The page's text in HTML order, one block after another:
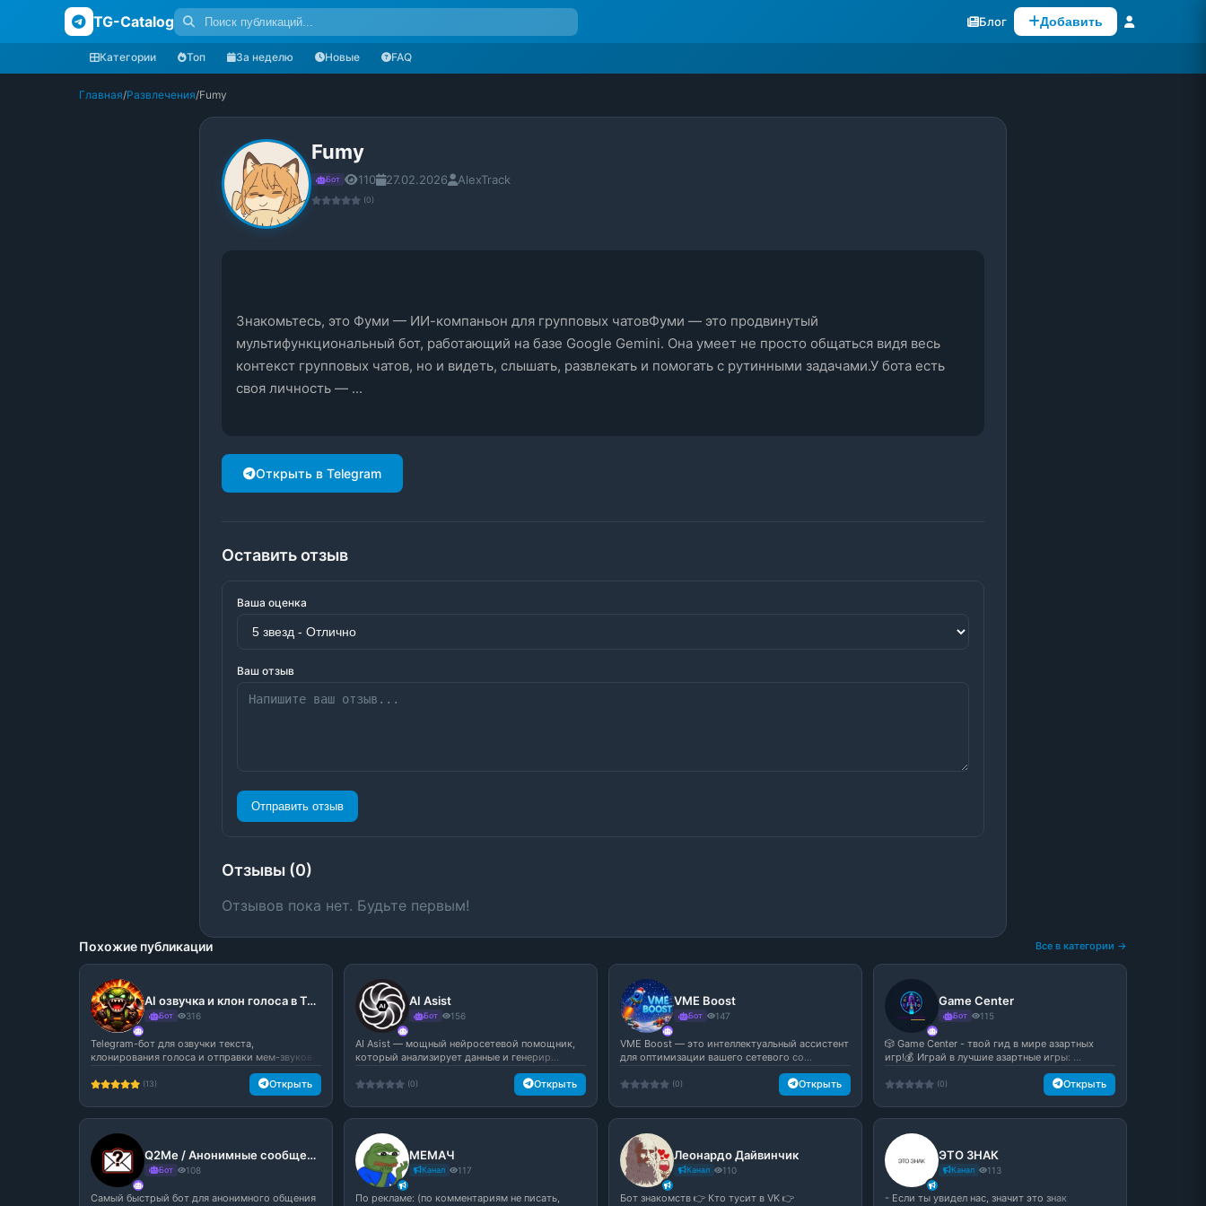
TG-Catalog Блог Добавить
Категории Топ За неделю Новые FAQ
Главная/Развлечения/Fumy
Fumy
Бот 110 27.02.2026 AlexTrack
(0)
Знакомьтесь, это Фуми — ИИ-компаньон для групповых чатовФуми — это продвинутый
мультифункциональный бот, работающий на базе Google Gemini. Она умеет не просто общаться видя весь
контекст групповых чатов, но и видеть, слышать, развлекать и помогать с рутинными задачами.У бота есть
своя личность — ...
Открыть в Telegram
Оставить отзыв
Ваша оценка
Ваш отзыв
Отправить отзыв
Отзывы (0)
Отзывов пока нет. Будьте первым!
Похожие публикации Все в категории →
AI озвучка и клон голоса в Telegram — мем-звуки и голосовые приколы
Бот 316
Telegram-бот для озвучки текста,
клонирования голоса и отправки мем-звуков
(13) Открыть
AI Asist
Бот 156
AI Asist — мощный нейросетевой помощник,
который анализирует данные и генерир...
(0) Открыть
VME Boost
Бот 147
VME Boost — это интеллектуальный ассистент
для оптимизации вашего сетевого со...
(0) Открыть
Game Center
Бот 115
🎲 Game Center - твой гид в мире азартных
игр!💰 Играй в лучшие азартные игры: ...
(0) Открыть
Q2Me / Анонимные сообщения
Бот 108
Самый быстрый бот для анонимного общения
МЕМАЧ
Канал 117
По рекламе: (по комментариям не писать,
Леонардо Дайвинчик
Канал 110
Бот знакомств 👉 Кто тусит в VK 👉
ЭТО ЗНАК
Канал 113
- Если ты увидел нас, значит это знак